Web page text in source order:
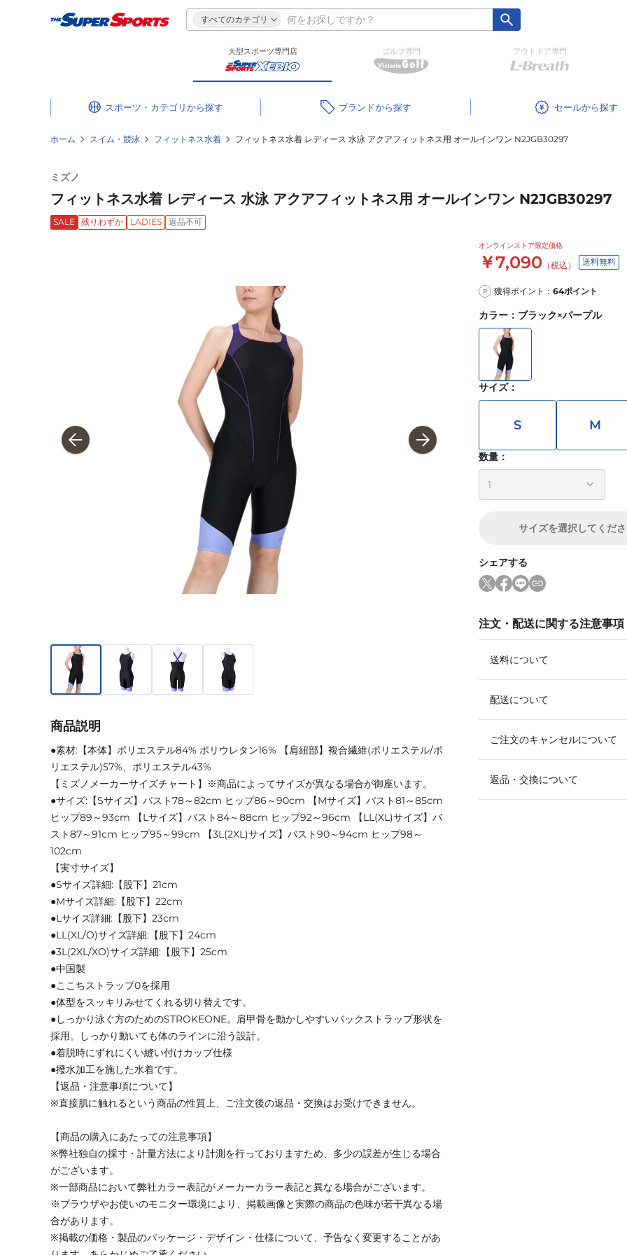
すべてのカテゴリ
大型スポーツ専門店 ゴルフ専門 アウトドア専門
スポーツ・カテゴリ ブランド セール
ホーム スイム・競泳 フィットネス水着 フィットネス水着 レディース 水泳 アクアフィットネス用 オールインワン N2JGB30297
ミズノ
フィットネス水着 レディース 水泳 アクアフィットネス用 オールインワン N2JGB30297
SALE 残りわずか LADIES 返品不可
オンラインストア限定価格
￥7,090 （税込） 送料無料
P 獲得ポイント： 64ポイント
カラー ： ブラック×パープル
サイズ：
S M
数量：
サイズを選択してくだ
シェアする
注文・配送に関する注意事項
送料について
配送について
ご注文のキャンセルについて
返品・交換について
商品説明
●素材:【本体】ポリエステル84% ポリウレタン16% 【肩紐部】複合繊維(ポリエステル/ポ
リエステル)57%、ポリエステル43%
【ミズノメーカーサイズチャート】※商品によってサイズが異なる場合が御座います。
●サイズ:【Sサイズ】バスト78～82cm ヒップ86～90cm 【Mサイズ】バスト81～85cm
ヒップ89～93cm 【Lサイズ】バスト84～88cm ヒップ92～96cm 【LL(XL)サイズ】バ
スト87～91cm ヒップ95～99cm 【3L(2XL)サイズ】バスト90～94cm ヒップ98～
102cm
【実寸サイズ】
●Sサイズ詳細:【股下】21cm
●Mサイズ詳細:【股下】22cm
●Lサイズ詳細:【股下】23cm
●LL(XL/O)サイズ詳細:【股下】24cm
●3L(2XL/XO)サイズ詳細:【股下】25cm
●中国製
●ここちストラップ0を採用
●体型をスッキリみせてくれる切り替えです。
●しっかり泳ぐ方のためのSTROKEONE。肩甲骨を動かしやすいバックストラップ形状を
採用。しっかり動いても体のラインに沿う設計。
●着脱時にずれにくい縫い付けカップ仕様
●撥水加工を施した水着です。
【返品・注意事項について】
※直接肌に触れるという商品の性質上、ご注文後の返品・交換はお受けできません。
【商品の購入にあたっての注意事項】
※弊社独自の採寸・計量方法により計測を行っておりますため、多少の誤差が生じる場合
がございます。
※一部商品において弊社カラー表記がメーカーカラー表記と異なる場合がございます。
※ブラウザやお使いのモニター環境により、掲載画像と実際の商品の色味が若干異なる場
合があります。
※掲載の価格・製品のパッケージ・デザイン・仕様について、予告なく変更することがあ